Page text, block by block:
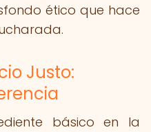
ético que hace
Justo:
básico en la